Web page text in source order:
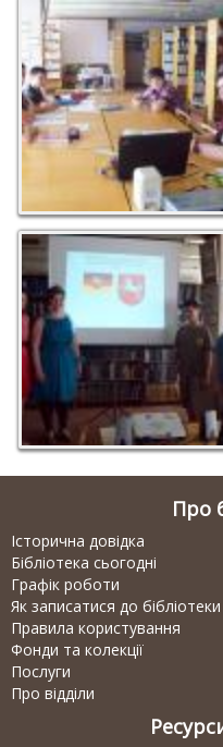
Про
Історична довідка
Бібліотека сьогодні
Графік роботи
Як записатися до бібліотеки
Правила користування
Фонди та колекції
Послуги
Про відділи